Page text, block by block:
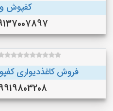
کفپوش
09137007897
فروش کاغذدیواری
09919803208